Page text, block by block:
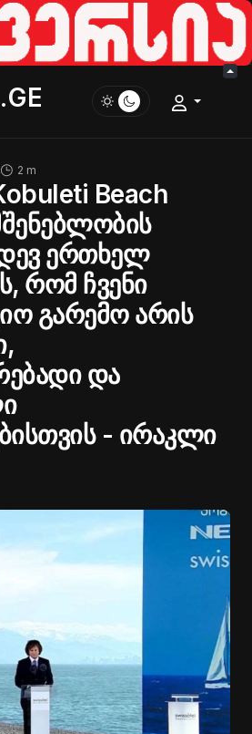
2 m
Beach
ერთხელ
რომ ჩვენი
გარემო არის
და
- ირაკლი